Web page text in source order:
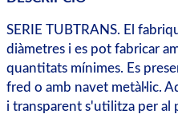
SERIE TUBTRANS. El
diàmetres i es pot fabricar
quantitats mínimes. Es
fred o amb navet metàl·lic.
i transparent s'utilitza per al